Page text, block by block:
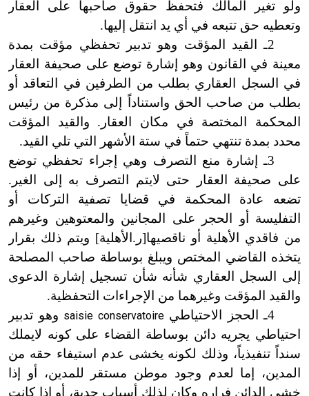
ولو تغير المالك فتحفظ حقوق صاحبها على العقار
وتعطيه حق تتبعه في أي يد انتقل إليها.
2ـ القيد المؤقت وهو تدبير تحفظي مؤقت بمدة
معينة في القانون وهو إشارة توضع على صحيفة العقار
في السجل العقاري بطلب من الطرفين في التعاقد أو
بطلب من صاحب الحق واستناداً إلى مذكرة من رئيس
المحكمة المختصة في مكان العقار. والقيد المؤقت
محدد بمدة تنتهي حتماً في ستة الأشهر التي تلي القيد.
3ـ إشارة منع التصرف وهي إجراء تحفظي توضع
على صحيفة العقار حتى لايتم التصرف به إلى الغير.
تضعه عادة المحكمة في قضايا تصفية التركات أو
التفليسة أو الحجر على المجانين والمعتوهين وغيرهم
من فاقدي الأهلية أو ناقصيها[ر.الأهلية] ويتم ذلك بقرار
يتخذه القاضي المختص ويبلغ بوساطة صاحب المصلحة
إلى السجل العقاري شأنه شأن تسجيل إشارة الدعوى
والقيد المؤقت وغيرهما من الإجراءات التحفظية.
4ـ الحجز الاحتياطي
saisie conservatoire وهو تدبير
احتياطي يجريه دائن بوساطة القضاء على كونه لايملك
سنداً تنفيذياً، وذلك لكونه يخشى عدم استيفاء حقه من
المدين، إما لعدم وجود موطن مستقر للمدين، أو إذا
خشي الدائن فراره وكان لذلك أسباب جدية، أو إذا كانت